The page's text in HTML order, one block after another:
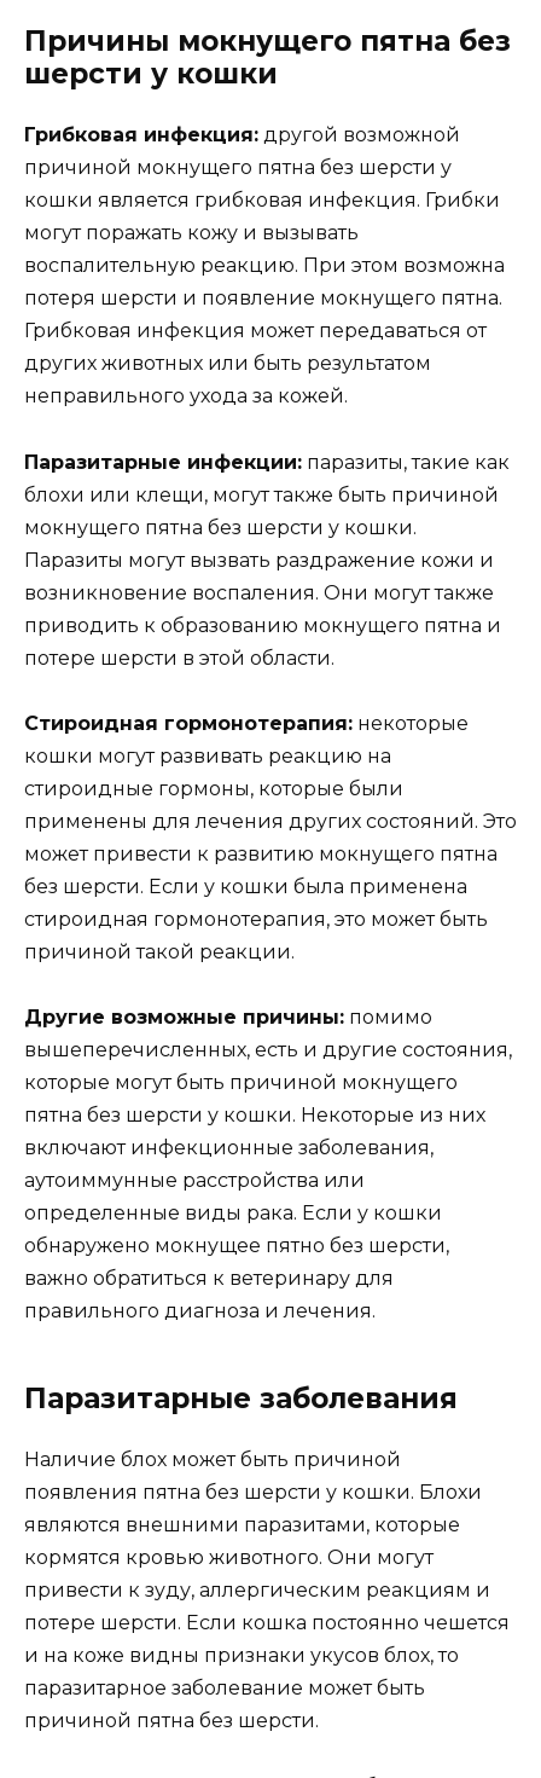
Причины мокнущего пятна без
шерсти у кошки
Грибковая инфекция: другой возможной
причиной мокнущего пятна без шерсти у
кошки является грибковая инфекция. Грибки
могут поражать кожу и вызывать
воспалительную реакцию. При этом возможна
потеря шерсти и появление мокнущего пятна.
Грибковая инфекция может передаваться от
других животных или быть результатом
неправильного ухода за кожей.
Паразитарные инфекции: паразиты, такие как
блохи или клещи, могут также быть причиной
мокнущего пятна без шерсти у кошки.
Паразиты могут вызвать раздражение кожи и
возникновение воспаления. Они могут также
приводить к образованию мокнущего пятна и
потере шерсти в этой области.
Стироидная гормонотерапия: некоторые
кошки могут развивать реакцию на
стироидные гормоны, которые были
применены для лечения других состояний. Это
может привести к развитию мокнущего пятна
без шерсти. Если у кошки была применена
стироидная гормонотерапия, это может быть
причиной такой реакции.
Другие возможные причины: помимо
вышеперечисленных, есть и другие состояния,
которые могут быть причиной мокнущего
пятна без шерсти у кошки. Некоторые из них
включают инфекционные заболевания,
аутоиммунные расстройства или
определенные виды рака. Если у кошки
обнаружено мокнущее пятно без шерсти,
важно обратиться к ветеринару для
правильного диагноза и лечения.
Паразитарные заболевания
Наличие блох может быть причиной
появления пятна без шерсти у кошки. Блохи
являются внешними паразитами, которые
кормятся кровью животного. Они могут
привести к зуду, аллергическим реакциям и
потере шерсти. Если кошка постоянно чешется
и на коже видны признаки укусов блох, то
паразитарное заболевание может быть
причиной пятна без шерсти.